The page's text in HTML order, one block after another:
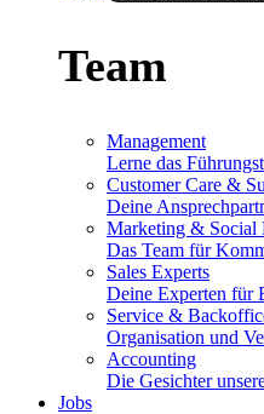
Team
Management
Lerne das
Customer Care &
Deine
Marketing & Social
Das Team für
Sales Experts
Deine Experten für
Service &
Organisation und
Accounting
Die Gesichter
Jobs